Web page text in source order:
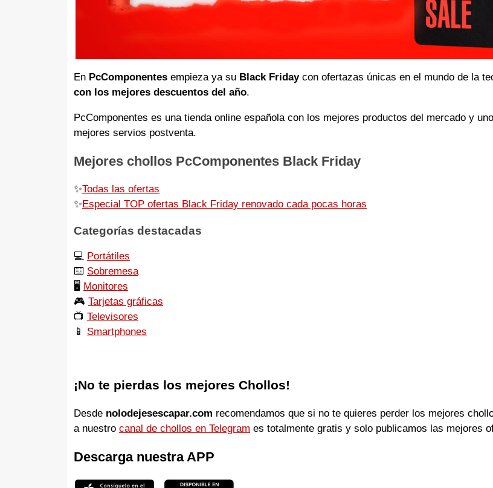
En PcComponentes empieza ya su Black Fridaycon ofertazas únicas en el mundo de la
con los mejores descuentos del año.
PcComponentes es una tienda online española con los mejores productos del mercado y
mejores servios postventa.
Mejores chollos PcComponentes Black Friday
✨Todas las ofertas
✨ Especial TOP ofertas Black Friday renovado cada pocas horas
Categorías destacadas
💻 Portátiles
⌨️ Sobremesa
🖥 Monitores
🎮 Tarjetas gráficas
📺 Televisores
📱 Smartphones
¡No te pierdas los mejores Chollos!
Desde nolodejesescapar.com recomendamos que si no te quieres perder los mejores
a nuestro canal de chollos en Telegram es totalmente gratis y solo publicamos las mejores
Descarga nuestra APP